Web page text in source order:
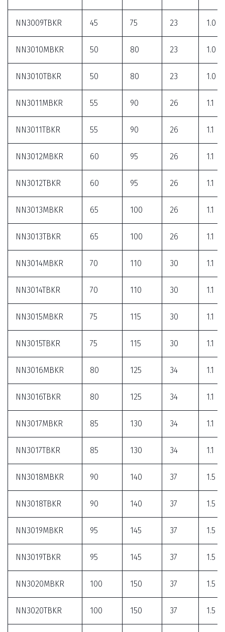
NN3009TBKR 45 75 23 1.0
NN3010MBKR 50 80 23 1.0
NN3010TBKR 50 80 23 1.0
NN3011MBKR 55 90 26 1.1
NN3011TBKR 55 90 26 1.1
NN3012MBKR 60 95 26 1.1
NN3012TBKR 60 95 26 1.1
NN3013MBKR 65 100 26 1.1
NN3013TBKR 65 100 26 1.1
NN3014MBKR 70 110 30 1.1
NN3014TBKR 70 110 30 1.1
NN3015MBKR 75 115 30 1.1
NN3015TBKR 75 115 30 1.1
NN3016MBKR 80 125 34 1.1
NN3016TBKR 80 125 34 1.1
NN3017MBKR 85 130 34 1.1
NN3017TBKR 85 130 34 1.1
NN3018MBKR 90 140 37 1.5
NN3018TBKR 90 140 37 1.5
NN3019MBKR 95 145 37 1.5
NN3019TBKR 95 145 37 1.5
NN3020MBKR 100 150 37 1.5
NN3020TBKR 100 150 37 1.5